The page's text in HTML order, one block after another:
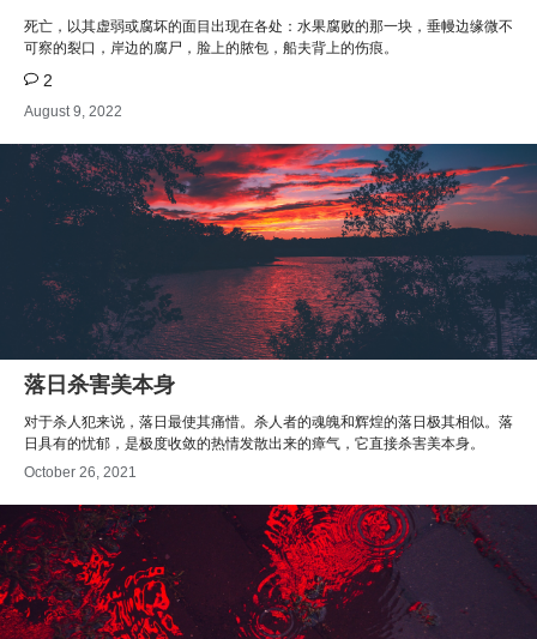
死亡，以其虚弱或腐坏的面目出现在各处：水果腐败的那一块，垂幔边缘微不
可察的裂口，岸边的腐尸，脸上的脓包，船夫背上的伤痕。
2
August 9, 2022
落日杀害美本身
对于杀人犯来说，落日最使其痛惜。杀人者的魂魄和辉煌的落日极其相似。落
日具有的忧郁，是极度收敛的热情发散出来的瘴气，它直接杀害美本身。
October 26, 2021